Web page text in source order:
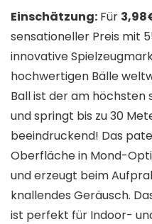
Einschätzung: Für
sensationeller Preis mit
innovative
hochwertigen Bälle
Ball ist der am höchsten
und springt bis zu 30
beeindruckend! Das
Oberfläche in Mond-
und erzeugt beim
knallendes Geräusch.
ist perfekt für Indoor-